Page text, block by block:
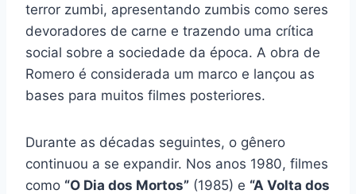
terror zumbi, apresentando zumbis como seres
devoradores de carne e trazendo uma crítica
social sobre a sociedade da época. A obra de
Romero é considerada um marco e lançou as
bases para muitos filmes posteriores.
Durante as décadas seguintes, o gênero
continuou a se expandir. Nos anos 1980, filmes
como “O Dia dos Mortos” (1985) e “A Volta dos